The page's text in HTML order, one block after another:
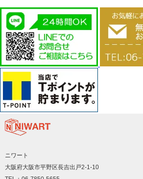
ニワート
大阪府大阪市平野区長吉出戸2-1-10